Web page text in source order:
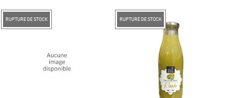
RUPTURE DE STOCK RUPTURE DE STOCK